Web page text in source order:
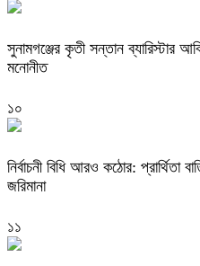
সুনামগঞ্জের কৃতী সন্তান ব্যারিস্টার
মনোনীত
১০
নির্বাচনী বিধি আরও কঠোর: প্রার্থিতা
জরিমানা
১১